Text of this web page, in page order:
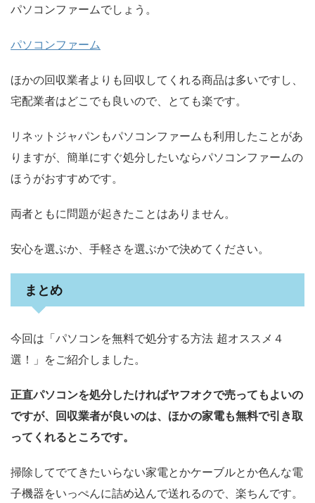
パソコンファームでしょう。
パソコンファーム
ほかの回収業者よりも回収してくれる商品は多いですし、
宅配業者はどこでも良いので、とても楽です。
リネットジャパンもパソコンファームも利用したことがあ
りますが、簡単にすぐ処分したいならパソコンファームの
ほうがおすすめです。
両者ともに問題が起きたことはありません。
安心を選ぶか、手軽さを選ぶかで決めてください。
まとめ
今回は「パソコンを無料で処分する方法 超オススメ４
選！」をご紹介しました。
正直パソコンを処分したければヤフオクで売ってもよいの
ですが、回収業者が良いのは、ほかの家電も無料で引き取
ってくれるところです。
掃除してでてきたいらない家電とかケーブルとか色んな電
子機器をいっぺんに詰め込んで送れるので、楽ちんです。